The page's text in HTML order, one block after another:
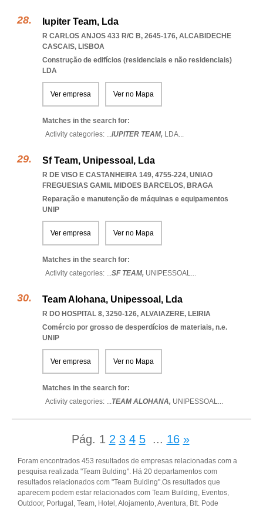
Iupiter Team, Lda
R CARLOS ANJOS 433 R/C B, 2645-176, ALCABIDECHE
CASCAIS, LISBOA
Construção de edifícios (residenciais e não residenciais)
LDA
Ver empresa Ver no Mapa
Matches in the search for:
Activity categories: ...IUPITER TEAM, LDA...
Sf Team, Unipessoal, Lda
R DE VISO E CASTANHEIRA 149, 4755-224, UNIAO
FREGUESIAS GAMIL MIDOES BARCELOS, BRAGA
Reparação e manutenção de máquinas e equipamentos
UNIP
Ver empresa Ver no Mapa
Matches in the search for:
Activity categories: ...SF TEAM, UNIPESSOAL...
Team Alohana, Unipessoal, Lda
R DO HOSPITAL 8, 3250-126, ALVAIAZERE, LEIRIA
Comércio por grosso de desperdícios de materiais, n.e.
UNIP
Ver empresa Ver no Mapa
Matches in the search for:
Activity categories: ...TEAM ALOHANA, UNIPESSOAL...
Pág. 1 2 3 4 5 ... 16 »
Foram encontrados 453 resultados de empresas relacionadas com a
pesquisa realizada "Team Bulding". Há 20 departamentos com
resultados relacionados com "Team Bulding".Os resultados que
aparecem podem estar relacionados com Team Building, Eventos,
Outdoor, Portugal, Team, Hotel, Alojamento, Aventura, Btt. Pode